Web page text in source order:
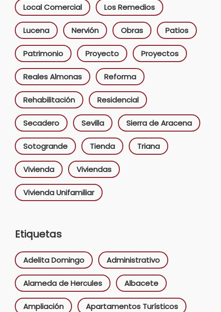
Local Comercial Los Remedios
Lucena Nervión Obras Patios
Patrimonio Proyecto Proyectos
Reales Almonas Reforma
Rehabilitación Residencial
Secadero Sevilla Sierra de Aracena
Sotogrande Tienda Triana
Vivienda Viviendas
Vivienda Unifamiliar
Etiquetas
Adelita Domingo Administrativo
Alameda de Hercules Albacete
Ampliación Apartamentos Turísticos